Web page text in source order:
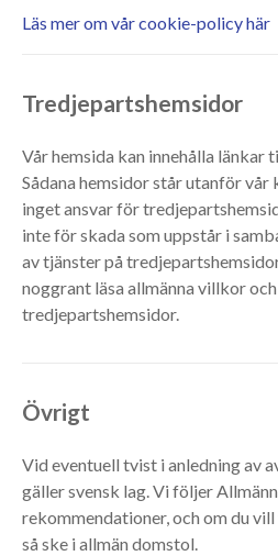
Läs mer om vår cookie-policy här
Tredjepartshemsidor
Vår hemsida kan innehålla länkar
Sådana hemsidor står utanför
inget ansvar för
inte för skada som uppstår i
av tjänster på
noggrant läsa allmänna villkor
tredjepartshemsidor.
Övrigt
Vid eventuell tvist i anledning av
gäller svensk lag. Vi följer
rekommendationer, och om du
så ske i allmän domstol.